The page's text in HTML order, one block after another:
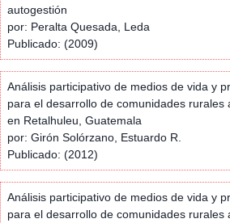
autogestión
por: Peralta Quesada, Leda
Publicado: (2009)
Análisis participativo de medios de vida y
para el desarrollo de comunidades rurales
en Retalhuleu, Guatemala
por: Girón Solórzano, Estuardo R.
Publicado: (2012)
Análisis participativo de medios de vida y
para el desarrollo de comunidades rurales